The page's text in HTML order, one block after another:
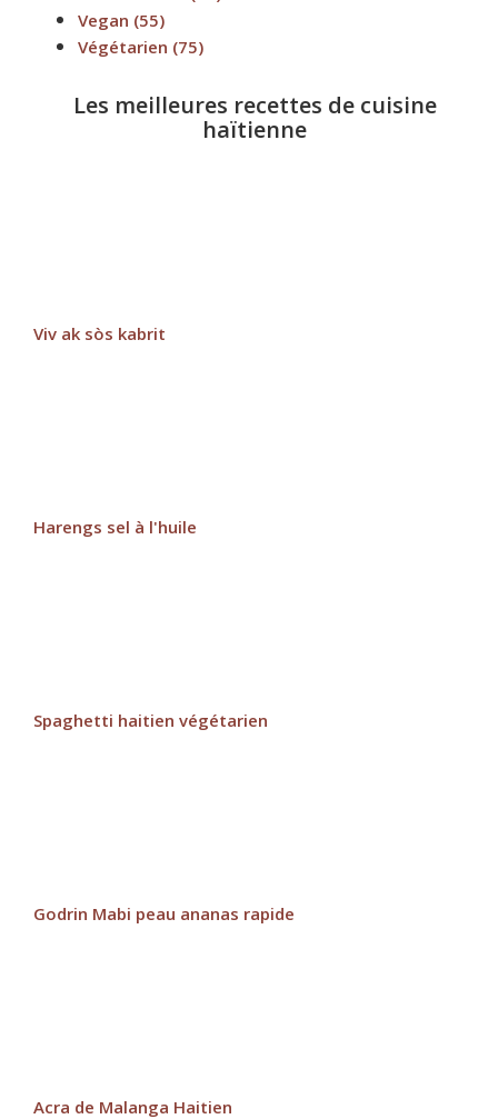
Vegan (55)
Végétarien (75)
Les meilleures recettes de cuisine
haïtienne
Viv ak sòs kabrit
Harengs sel à l'huile
Spaghetti haitien végétarien
Godrin Mabi peau ananas rapide
Acra de Malanga Haitien